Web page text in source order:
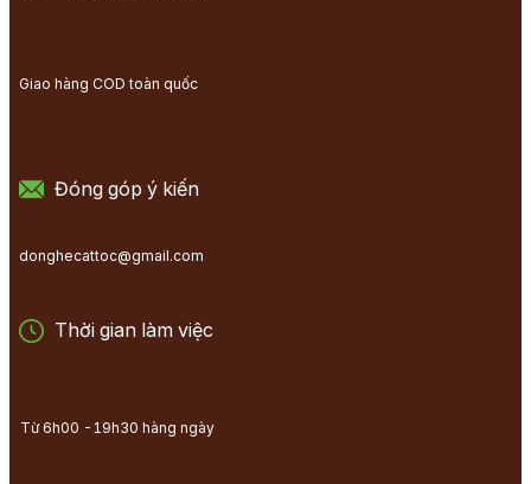
Giao hàng COD toàn quốc
Đóng góp ý kiến
donghecattoc@gmail.com
Thời gian làm việc
Từ 6h00 -19h30 hàng ngày